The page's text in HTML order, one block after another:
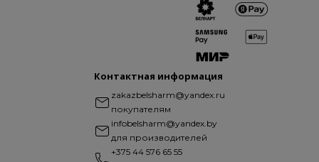
Контактная информация
zakazbelsharm@yandex.ru
покупателям
infobelsharm@yandex.by
для производителей
+375 44 576 65 55